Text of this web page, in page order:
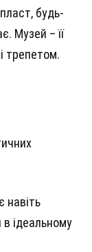
будь-
Музей – її
трепетом.
навіть
ідеальному